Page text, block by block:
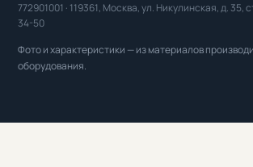
772901001 · 119361, Москва, ул. Никулинская, д. 35,
34-50
Фото и характеристики — из материалов
оборудования.